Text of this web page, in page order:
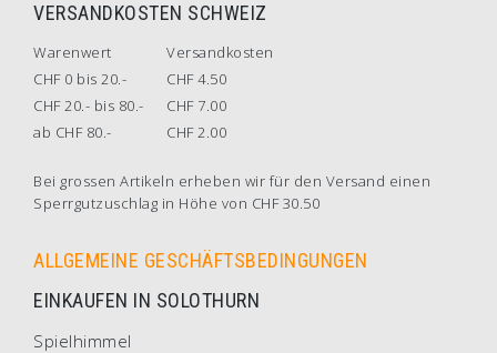
VERSANDKOSTEN SCHWEIZ
Warenwert
Versandkosten
CHF 0 bis 20.-
CHF 4.50
CHF 20.- bis 80.-
CHF 7.00
ab CHF 80.-
CHF 2.00
Bei grossen Artikeln erheben wir für den Versand einen
Sperrgutzuschlag in Höhe von CHF 30.50
ALLGEMEINE GESCHÄFTSBEDINGUNGEN
EINKAUFEN IN SOLOTHURN
Spielhimmel